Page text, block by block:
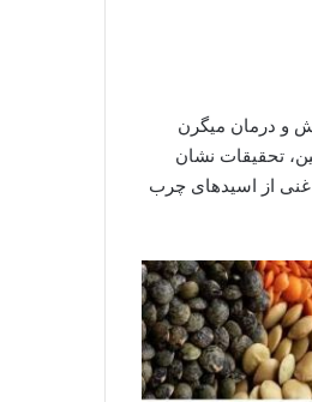
و درمان میگرن
تحقیقات نشان
غذاهای غنی از اسیدهای چرب